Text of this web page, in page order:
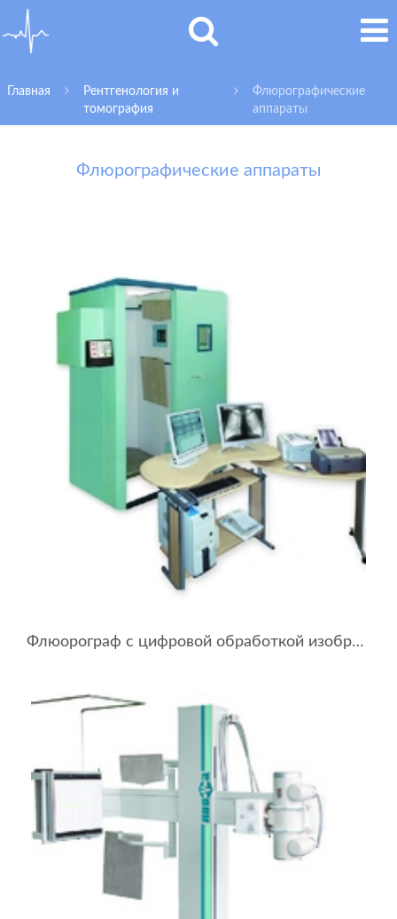
Главная
Рентгенология и
томография
Флюрографические
аппараты
Флюрографические аппараты
Флюорограф с цифровой обработкой изображений ФЦОИ-7